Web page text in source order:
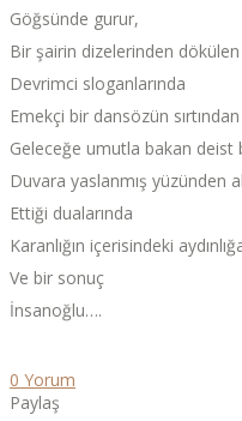
Göğsünde gurur,
Bir şairin dizelerinden dökülen
Devrimci sloganlarında
Emekçi bir dansözün
Geleceğe umutla bakan deist
Duvara yaslanmış yüzünden
Ettiği dualarında
Karanlığın içerisindeki
Ve bir sonuç
İnsanoğlu….
0 Yorum
Paylaş